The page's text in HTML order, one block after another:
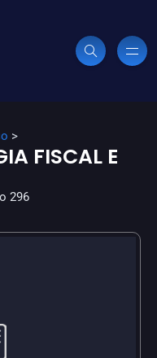
>
FISCAL E
296